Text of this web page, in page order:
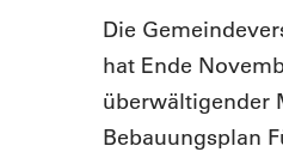
Die
hat Ende
überwältigender
Bebauungsplan